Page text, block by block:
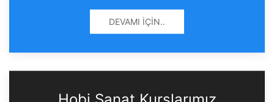
DEVAMI İÇIN..